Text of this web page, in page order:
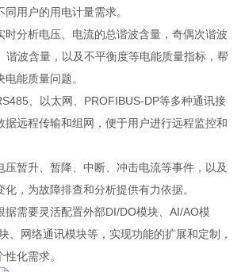
用户的用电计量需求。
时分析电压、电流的总谐波含量，奇偶次谐波
谐波含量，以及不平衡度等电能质量指标，帮
能质量问题。
、以太网、PROFIBUS-DP等多种通讯接
据远程传输和组网，便于用户进行远程监控和
压暂升、暂降、中断、冲击电流等事件，以及
，为故障排查和分析提供有力依据。
据需要灵活配置外部DI/DO模块、AI/AO模
、网络通讯模块等，实现功能的扩展和定制，
化需求。